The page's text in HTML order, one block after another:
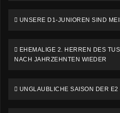
UNSERE D1-JUNIOREN SIND
EHEMALIGE 2. HERREN DES
NACH JAHRZEHNTEN WIEDER
UNGLAUBLICHE SAISON DER